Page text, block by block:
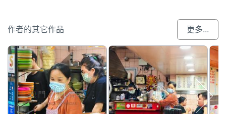
作者的其它作品 更多...